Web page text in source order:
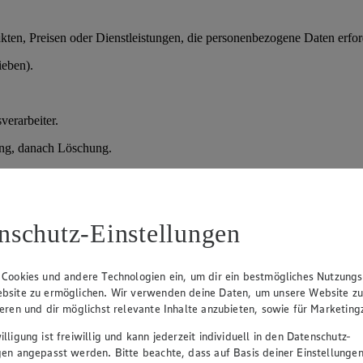
Preisen oder Dienstleistungen, die personenbezogene Daten
danach Löschung.
vorvertragliche Maßnahmen); Art. 6 Abs. 1 lit. f) DSGVO
Qualifikationen.
und Entscheidung über Einstellung.
danach Löschung; bei Einstellung Übernahme in die
Einstellungen
und andere Technologien ein, um dir ein bestmögliches
zu ermöglichen. Wir verwenden deine Daten, um unsere Website zu
und dir möglichst relevante Inhalte anzubieten, sowie für
ist freiwillig und kann jederzeit individuell in den Datenschutz-
angepasst werden. Bitte beachte, dass auf Basis deiner